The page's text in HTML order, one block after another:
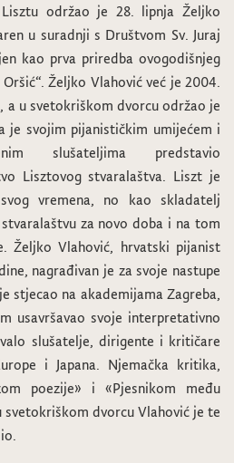
održao je 28. lipnja Željko
u suradnji s Društvom Sv. Juraj
kao prva priredba ovogodišnjeg
Željko Vlahović već je 2004.
a u svetokriškom dvorcu održao je
je svojim pijanističkim umijećem i
slušateljima predstavio
Lisztovog stvaralaštva. Liszt je
vremena, no kao skladatelj
za novo doba i na tom
Željko Vlahović, hrvatski pijanist
nagrađivan je za svoje nastupe
stjecao na akademijama Zagreba,
usavršavao svoje interpretativno
slušatelje, dirigente i kritičare
i Japana. Njemačka kritika,
poezije» i «Pjesnikom među
dvorcu Vlahović je te